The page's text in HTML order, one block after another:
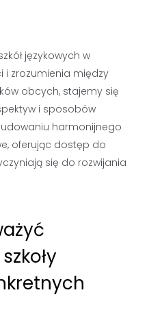
językowych w
i zrozumienia między
obcych, stajemy się
i sposobów
harmonijnego
oferując dostęp do
się do rozwijania